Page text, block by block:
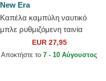
New Era
Καπέλα καμπύλη ναυτικό
μπλε ρυθμιζόμενη ταινία
9FORTY The League από
Oklahoma City Thunder
EUR 27,95
Αποκτήστε το 7 - 10 Αύγουστος